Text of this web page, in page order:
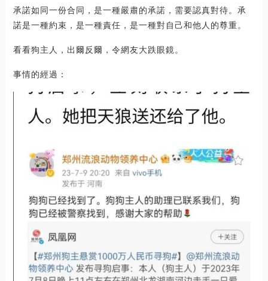
承諾如同一份合同，是一種嚴肅的承諾，需要認真對待。承
諾是一種約束，是一種責任，是一種對自己和他人的尊重。
看看狗主人，出爾反爾，令網友大跌眼鏡。
事情的經過：